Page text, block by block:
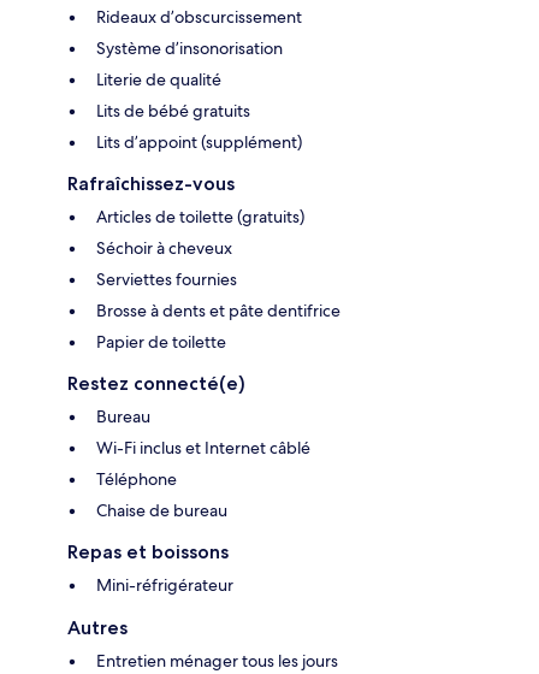
Rideaux d’obscurcissement
Système d’insonorisation
Literie de qualité
Lits de bébé gratuits
Lits d’appoint (supplément)
Rafraîchissez-vous
Articles de toilette (gratuits)
Séchoir à cheveux
Serviettes fournies
Brosse à dents et pâte dentifrice
Papier de toilette
Restez connecté(e)
Bureau
Wi-Fi inclus et Internet câblé
Téléphone
Chaise de bureau
Repas et boissons
Mini-réfrigérateur
Autres
Entretien ménager tous les jours